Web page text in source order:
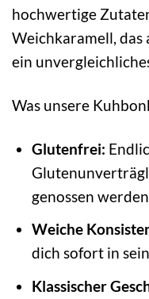
hochwertige
Weichkaramell, das
ein
Was unsere
Glutenfrei:
genossen
Weiche
dich sofort in
Klassischer